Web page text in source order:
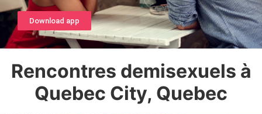
Download app
Rencontres demisexuels à
Quebec City, Quebec